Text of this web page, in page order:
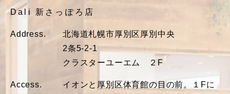
Dali 新さっぽろ店
Address.
北海道札幌市厚別区厚別中央
2条5-2-1
クラスターユーエム ２F
Access.
イオンと厚別区体育館の目の前。１Fに